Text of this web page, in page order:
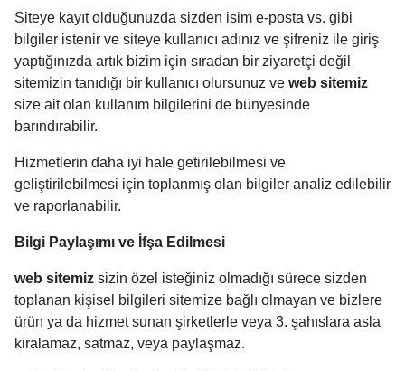
Siteye kayıt olduğunuzda sizden isim e-posta vs. gibi
bilgiler istenir ve siteye kullanıcı adınız ve şifreniz ile giriş
yaptığınızda artık bizim için sıradan bir ziyaretçi değil
sitemizin tanıdığı bir kullanıcı olursunuz ve web sitemiz
size ait olan kullanım bilgilerini de bünyesinde
barındırabilir.
Hizmetlerin daha iyi hale getirilebilmesi ve
geliştirilebilmesi için toplanmış olan bilgiler analiz edilebilir
ve raporlanabilir.
Bilgi Paylaşımı ve İfşa Edilmesi
web sitemiz sizin özel isteğiniz olmadığı sürece sizden
toplanan kişisel bilgileri sitemize bağlı olmayan ve bizlere
ürün ya da hizmet sunan şirketlerle veya 3. şahıslara asla
kiralamaz, satmaz, veya paylaşmaz.